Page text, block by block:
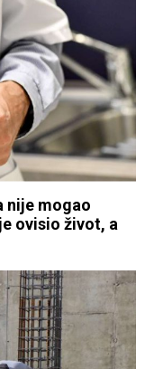
nije mogao
ovisio život, a